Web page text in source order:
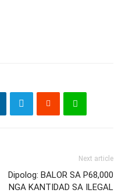
Next article
Dipolog: BALOR SA P68,000
NGA KANTIDAD SA ILEGAL